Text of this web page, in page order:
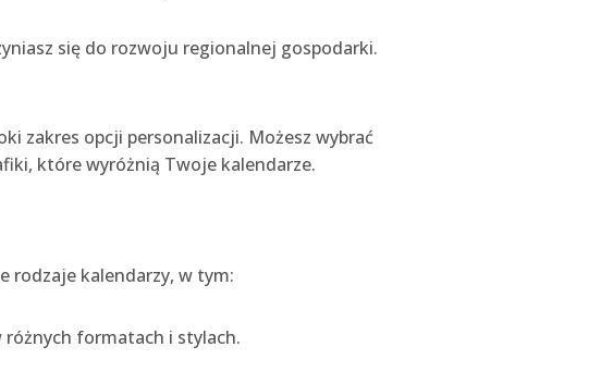
się do rozwoju regionalnej gospodarki.
zakres opcji personalizacji. Możesz wybrać
które wyróżnią Twoje kalendarze.
rodzaje kalendarzy, w tym:
różnych formatach i stylach.